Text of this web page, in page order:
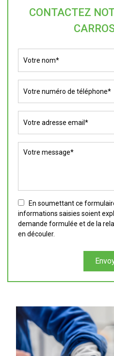
CONTACTEZ
En soumettant ce
informations saisies soient
demande formulée et de la
en découler.